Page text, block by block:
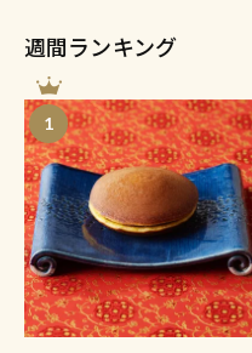
週間ランキング
1